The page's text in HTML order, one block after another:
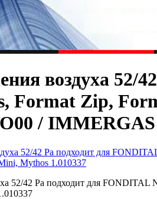
воздуха 52/
Format Zip,
/
52/42 Pa подходит для